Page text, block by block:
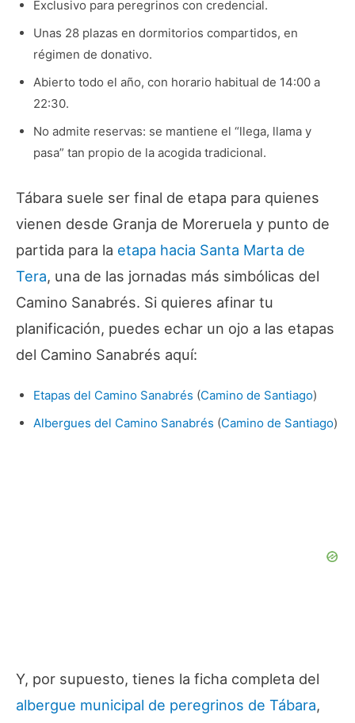
Exclusivo para peregrinos con credencial.
Unas 28 plazas en dormitorios compartidos, en
régimen de donativo.
Abierto todo el año, con horario habitual de 14:00 a
22:30.
No admite reservas: se mantiene el “llega, llama y
pasa” tan propio de la acogida tradicional.
Tábara suele ser final de etapa para quienes
vienen desde Granja de Moreruela y punto de
partida para la etapa hacia Santa Marta de
Tera, una de las jornadas más simbólicas del
Camino Sanabrés. Si quieres afinar tu
planificación, puedes echar un ojo a las etapas
del Camino Sanabrés aquí:
Etapas del Camino Sanabrés (Camino de Santiago)
Albergues del Camino Sanabrés (Camino de Santiago)
Y, por supuesto, tienes la ficha completa del
albergue municipal de peregrinos de Tábara,